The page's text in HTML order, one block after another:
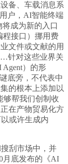
备、车载消息系
户，AI智能终端
成为新的入口
程接口）挪用费
文件或文献的用
针对这些业界关
）的形
底旁，不代表中
的根本上添加以
够帮我们创制收
在产物贸易化方
或许生成内
刮市场中，并
月底发布的《AI